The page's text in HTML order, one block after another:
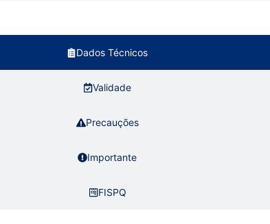
Dados Técnicos
Validade
Precauções
Importante
FISPQ